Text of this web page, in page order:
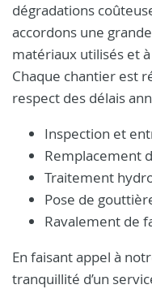
dégradations
accordons une
matériaux utilisés et
Chaque chantier est
respect des délais
Inspection et
Remplacement
Traitement
Pose de
Ravalement de
En faisant appel à
tranquillité d’un